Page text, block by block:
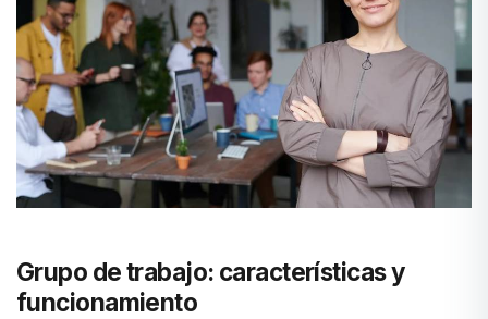
Grupo de trabajo: características y
funcionamiento